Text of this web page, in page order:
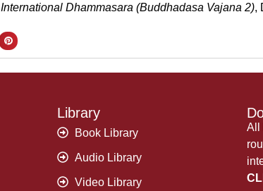
International Dhammasara (Buddhadasa Vajana 2),
Library
Book Library
Audio Library
Video Library
All